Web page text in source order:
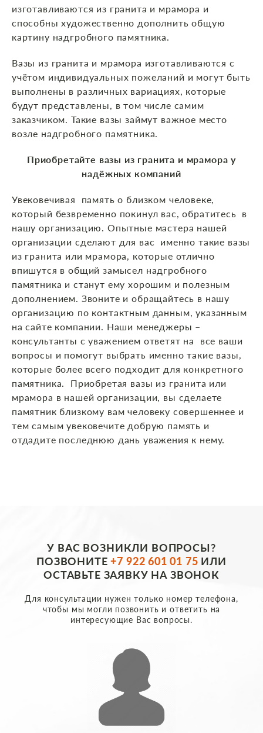
изготавливаются из гранита и мрамора и
способны художественно дополнить общую
картину надгробного памятника.
Вазы из гранита и мрамора изготавливаются с
учётом индивидуальных пожеланий и могут быть
выполнены в различных вариациях, которые
будут представлены, в том числе самим
заказчиком. Такие вазы займут важное место
возле надгробного памятника.
Приобретайте вазы из гранита и мрамора у
надёжных компаний
Увековечивая память о близком человеке,
который безвременно покинул вас, обратитесь в
нашу организацию. Опытные мастера нашей
организации сделают для вас именно такие вазы
из гранита или мрамора, которые отлично
впишутся в общий замысел надгробного
памятника и станут ему хорошим и полезным
дополнением. Звоните и обращайтесь в нашу
организацию по контактным данным, указанным
на сайте компании. Наши менеджеры –
консультанты с уважением ответят на все ваши
вопросы и помогут выбрать именно такие вазы,
которые более всего подходит для конкретного
памятника. Приобретая вазы из гранита или
мрамора в нашей организации, вы сделаете
памятник близкому вам человеку совершеннее и
тем самым увековечите добрую память и
отдадите последнюю дань уважения к нему.
У ВАС ВОЗНИКЛИ ВОПРОСЫ?
ПОЗВОНИТЕ+7 922 601 01 75 ИЛИ
ОСТАВЬТЕ ЗАЯВКУ НА ЗВОНОК
Для консультации нужен только номер телефона,
чтобы мы могли позвонить и ответить на
интересующие Вас вопросы.